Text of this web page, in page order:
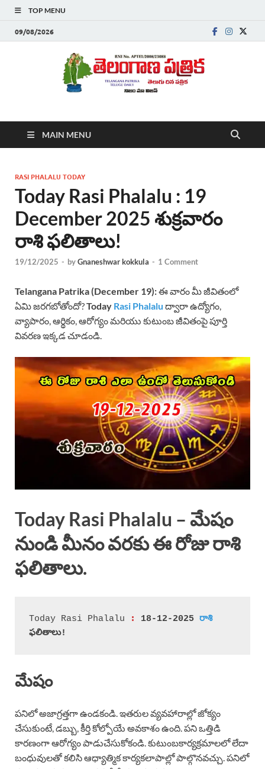
TOP MENU
09/08/2026
Telanganapatrika
,Latest Telangana News, Rajanna Sircilla News, Telangana
Breaking News, Telugu Newspaper Online, Today Telugu News,
తెలుగు వార్తలు , బ్రేకింగ్ న్యూస్ తెలుగులో , తెలంగాణ లో తాజా అప్‌డేట్స్ ,
తెలుగు న్యూస్ పేపర్
MAIN MENU
RASI PHALALU TODAY
Today Rasi Phalalu : 19
December 2025 శుక్రవారం
రాశి ఫలితాలు!
19/12/2025 - byGnaneshwar kokkula - 1 Comment
Telangana Patrika (December 19):ఈ వారం మీ జీవితంలో
ఏమి జరగబోతోందో?Today Rasi Phalalu ద్వారా ఉద్యోగం,
వ్యాపారం, ఆర్థికం, ఆరోగ్యం మరియు కుటుంబ జీవితంపై పూర్తి
వివరణ ఇక్కడ చూడండి.
Today Rasi Phalalu – మేషం
నుండి మీనం వరకు ఈ రోజు రాశి
ఫలితాలు.
Today Rasi Phalalu : 18-12-2025 రాశి
ఫలితాలు!
మేషం
పనిలో అజాగ్రత్తగా ఉండకండి. ఇతరుల వ్యవహారాల్లో జోక్యం
చేసుకుంటే, డబ్బు, కీర్తి కోల్పోయే అవకాశం ఉంది. పని ఒత్తిడి
కారణంగా ఆరోగ్యం పాడుచేసుకోకండి. కుటుంబకార్యక్రమాలలో లేదా
బంధువులతో కలిసి ఆధ్యాత్మిక కార్యకలాపాల్లో పాల్గొనవచ్చు. పనిలో